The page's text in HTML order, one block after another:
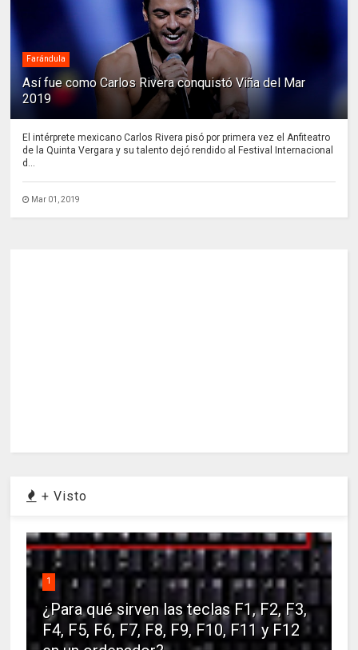
Farándula
Así fue como Carlos Rivera conquistó Viña del Mar
2019
El intérprete mexicano Carlos Rivera pisó por primera vez el Anfiteatro
de la Quinta Vergara y su talento dejó rendido al Festival Internacional
d...
Mar 01, 2019
+ Visto
1
¿Para qué sirven las teclas F1, F2, F3,
F4, F5, F6, F7, F8, F9, F10, F11 y F12